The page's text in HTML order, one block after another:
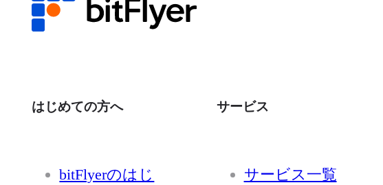
はじめての方へ
bitFlyerのはじ
サービス
サービス一覧